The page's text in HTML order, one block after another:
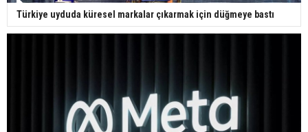
Türkiye uyduda küresel markalar çıkarmak için düğmeye bastı